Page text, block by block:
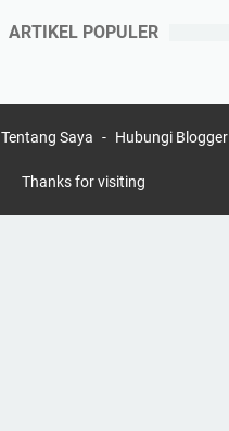
ARTIKEL POPULER
Tentang Saya Hubungi Blogger
Thanks for visiting